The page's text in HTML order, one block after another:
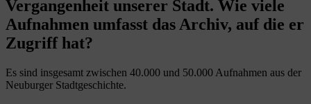
Vergangenheit unserer Stadt. Wie viele
Aufnahmen umfasst das Archiv, auf die er
Zugriff hat?
Es sind insgesamt zwischen 40.000 und 50.000 Aufnahmen aus der
Neuburger Stadtgeschichte.